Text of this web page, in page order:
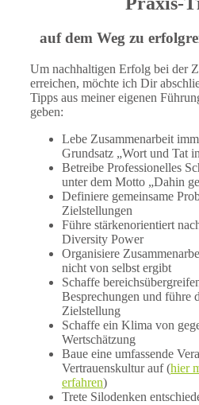
auf dem Weg zu
Um nachhaltigen Erfolg bei der
erreichen, möchte ich Dir
Tipps aus meiner eigenen
geben:
Lebe Zusammenarbeit
Grundsatz „Wort und Tat
Betreibe Professionelles
unter dem Motto „Dahin
Definiere gemeinsame
Zielstellungen
Führe stärkenorientiert
Diversity Power
Organisiere
nicht von selbst ergibt
Schaffe
Besprechungen und führe
Zielstellung
Schaffe ein Klima von
Wertschätzung
Baue eine umfassende
Vertrauenskultur auf (hier
erfahren)
Trete Silodenken